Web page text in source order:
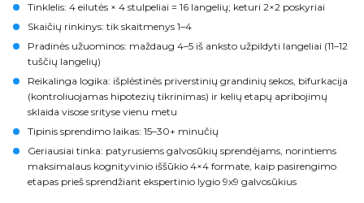
Tinklelis: 4 eilutės × 4 stulpeliai = 16 langelių; keturi 2×2 poskyriai
Skaičių rinkinys: tik skaitmenys 1–4
Pradinės užuominos: maždaug 4–5 iš anksto užpildyti langeliai (11–12
tuščių langelių)
Reikalinga logika: išplėstinės priverstinių grandinių sekos, bifurkacija
(kontroliuojamas hipotezių tikrinimas) ir kelių etapų apribojimų
sklaida visose srityse vienu metu
Tipinis sprendimo laikas: 15–30+ minučių
Geriausiai tinka: patyrusiems galvosūkių sprendėjams, norintiems
maksimalaus kognityvinio iššūkio 4×4 formate, kaip pasirengimo
etapas prieš sprendžiant ekspertinio lygio 9x9 galvosūkius